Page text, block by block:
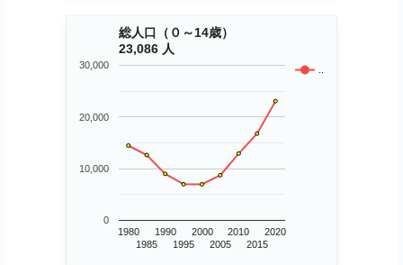
総人口（０～14歳）
23,086 人
..
1980
1985
1990
1995
2000
2005
2010
2015
2020
0
10,000
20,000
30,000